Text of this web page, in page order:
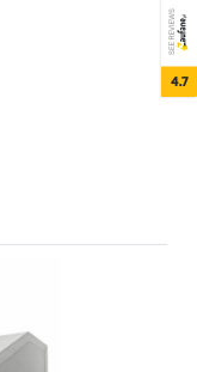
SEE REVIEWS
4.7